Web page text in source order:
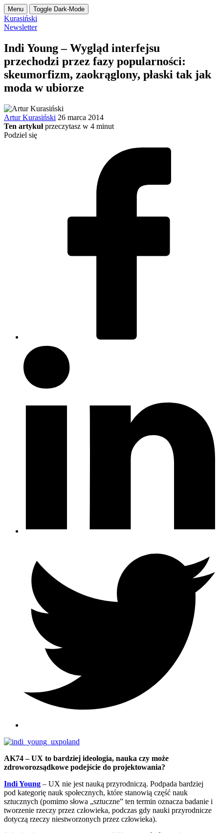
Menu Toggle Dark-Mode
Kurasiński
Newsletter
Indi Young – Wygląd interfejsu
przechodzi przez fazy popularności:
skeumorfizm, zaokrąglony, płaski tak jak
moda w ubiorze
Artur Kurasiński 26 marca 2014
Ten artykuł przeczytasz w 4 minut
Podziel się
AK74 – UX to bardziej ideologia, nauka czy może
zdroworozsądkowe podejście do projektowania?
Indi Young – UX nie jest nauką przyrodniczą. Podpada bardziej
pod kategorię nauk społecznych, które stanowią część nauk
sztucznych (pomimo słowa „sztuczne” ten termin oznacza badanie i
tworzenie rzeczy przez człowieka, podczas gdy nauki przyrodnicze
dotyczą rzeczy niestworzonych przez człowieka).